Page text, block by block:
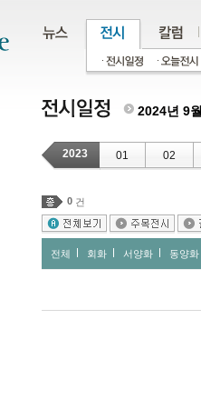
2024년 9월
2023 01 02
0 건
전체 회화 서양화 동양화